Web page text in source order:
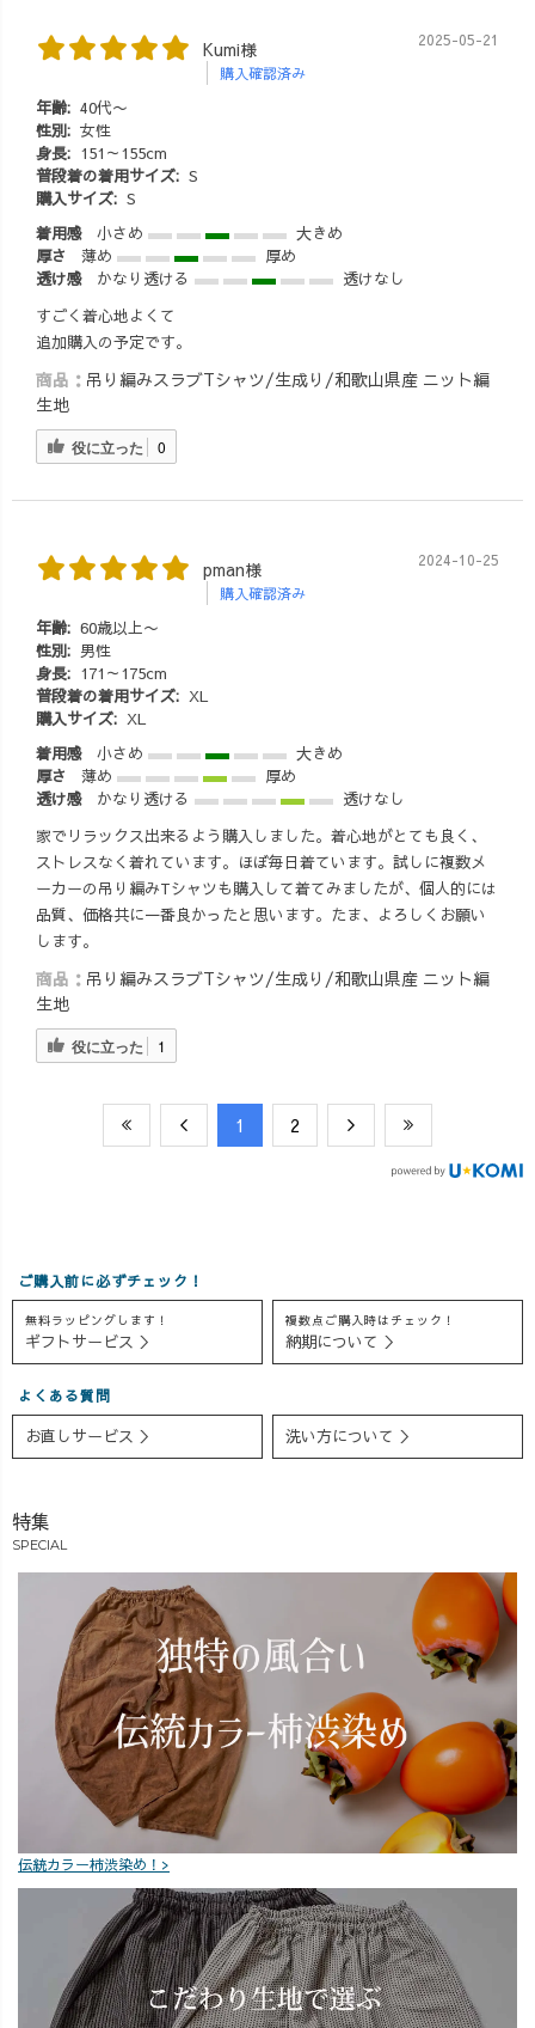
Kumi様
購入確認済み
2025-05-21
年齢: 40代〜
性別: 女性
身長: 151～155cm
普段着の着用サイズ: S
購入サイズ: S
着用感
小さめ
大きめ
厚さ
薄め
厚め
透け感
かなり透ける
透けなし
すごく着心地よくて
追加購入の予定です。
商品： 吊り編みスラブTシャツ/生成り/和歌山県産 ニット編
生地
役に立った 0
pman様
購入確認済み
2024-10-25
年齢: 60歳以上〜
性別: 男性
身長: 171～175cm
普段着の着用サイズ: XL
購入サイズ: XL
着用感
小さめ
大きめ
厚さ
薄め
厚め
透け感
かなり透ける
透けなし
家でリラックス出来るよう購入しました。着心地がとても良く、
ストレスなく着れています。ほぼ毎日着ています。試しに複数メ
ーカーの吊り編みTシャツも購入して着てみましたが、個人的には
品質、価格共に一番良かったと思います。たま、よろしくお願い
します。
商品： 吊り編みスラブTシャツ/生成り/和歌山県産 ニット編
生地
役に立った 1
​1 ​2
ご購入前に必ずチェック！
無料ラッピングします！
ギフトサービス ＞
複数点ご購入時はチェック！
納期について ＞
よくある質問
お直しサービス ＞ 洗い方について ＞
特集
SPECIAL
伝統カラー柿渋染め！>